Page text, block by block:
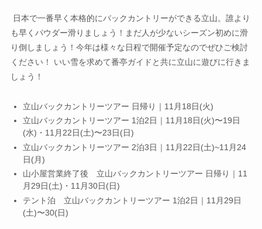
日本で一番早く本格的にバックカントリーができる立山。誰より
も早くパウダー滑りましょう！まだ人が少ないシーズン初めに滑
り倒しましょう！今年は様々な日程で開催予定なのでぜひご検討
ください！ いい雪を求めて番亭ガイドと共に立山に遊びに行きま
しょう！
立山バックカントリーツアー 日帰り｜11月18日(火)
立山バックカントリーツアー 1泊2日｜11月18日(火)〜19日
(水)・11月22日(土)〜23日(日)
立山バックカントリーツアー 2泊3日｜11月22日(土)~11月24
日(月)
山小屋営業終了後 立山バックカントリーツアー 日帰り｜11
月29日(土)・11月30日(日)
テント泊 立山バックカントリーツアー 1泊2日｜11月29日
(土)〜30(日)